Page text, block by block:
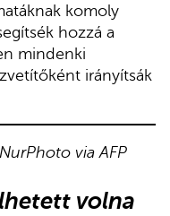
komoly
hozzá a
mindenki
irányítsák
via AFP
volna